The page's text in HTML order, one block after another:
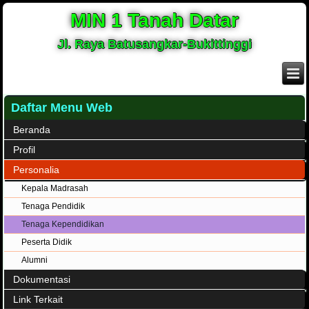
MIN 1 Tanah Datar
Jl. Raya Batusangkar-Bukittinggi
Daftar Menu Web
Beranda
Profil
Personalia
Kepala Madrasah
Tenaga Pendidik
Tenaga Kependidikan
Peserta Didik
Alumni
Dokumentasi
Link Terkait